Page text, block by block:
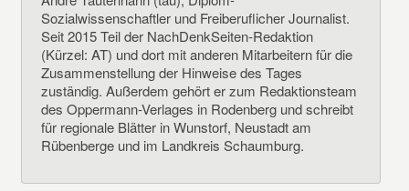
Sozialwissenschaftler und Freiberuflicher Journalist.
Seit 2015 Teil der NachDenkSeiten-Redaktion
(Kürzel: AT) und dort mit anderen Mitarbeitern für die
Zusammenstellung der Hinweise des Tages
zuständig. Außerdem gehört er zum Redaktionsteam
des Oppermann-Verlages in Rodenberg und schreibt
für regionale Blätter in Wunstorf, Neustadt am
Rübenberge und im Landkreis Schaumburg.